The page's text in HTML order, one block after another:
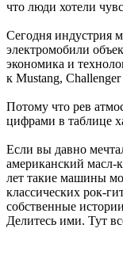
что люди хотели
Сегодня индустрия
электромобили
экономика и
к Mustang,
Потому что рев
цифрами в таблице
Если вы давно
американский масл-
лет такие машины
классических рок-
собственные
Делитесь ими. Тут